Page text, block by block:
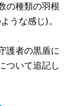
の種類の羽根
うな感じ)。
護者の黒盾に
ついて追記し